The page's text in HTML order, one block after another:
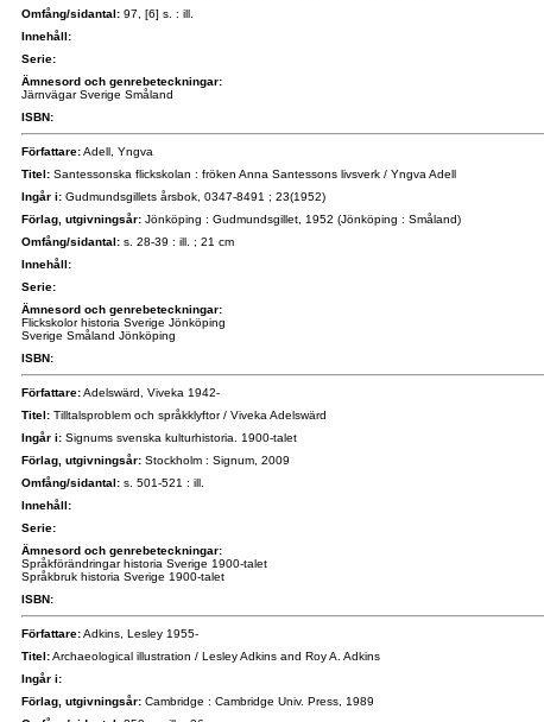
Omfång/sidantal: 97, [6] s. : ill.
Innehåll:
Serie:
Ämnesord och genrebeteckningar:
Järnvägar Sverige Småland
ISBN:
Författare:Adell, Yngva
Titel: Santessonska flickskolan : fröken Anna Santessons livsverk / Yngva Adell
Ingår i: Gudmundsgillets årsbok, 0347-8491 ; 23(1952)
Förlag, utgivningsår: Jönköping : Gudmundsgillet, 1952 (Jönköping : Småland)
Omfång/sidantal: s. 28-39 : ill. ; 21 cm
Innehåll:
Serie:
Ämnesord och genrebeteckningar:
Flickskolor historia Sverige Jönköping
Sverige Småland Jönköping
ISBN:
Författare:Adelswärd, Viveka 1942-
Titel: Tilltalsproblem och språkklyftor / Viveka Adelswärd
Ingår i: Signums svenska kulturhistoria. 1900-talet
Förlag, utgivningsår: Stockholm : Signum, 2009
Omfång/sidantal: s. 501-521 : ill.
Innehåll:
Serie:
Ämnesord och genrebeteckningar:
Språkförändringar historia Sverige 1900-talet
Språkbruk historia Sverige 1900-talet
ISBN:
Författare:Adkins, Lesley 1955-
Titel:Archaeological illustration / Lesley Adkins and Roy A. Adkins
Ingår i:
Förlag, utgivningsår: Cambridge : Cambridge Univ. Press, 1989